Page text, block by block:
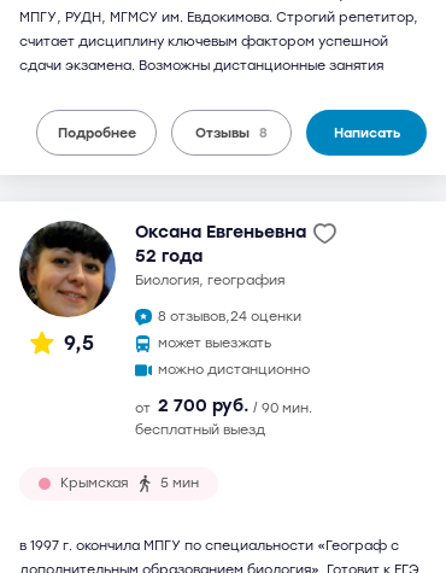
МПГУ, РУДН, МГМСУ им. Евдокимова. Строгий репетитор,
считает дисциплину ключевым фактором успешной
сдачи экзамена. Возможны дистанционные занятия
Подробнее Отзывы 8 Написать
9,5
Оксана Евгеньевна
52 года
биология, география
8 отзывов,24 оценки
может выезжать
можно дистанционно
от 2 700 руб. / 90 мин.
бесплатный выезд
Крымская 5 мин
в 1997 г. окончила МПГУ по специальности «Географ с